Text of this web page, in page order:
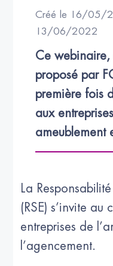
Créé le 16/05/
13/06/2022
Ce webinaire,
proposé par
première fois
aux
ameublement
La
(RSE) s’invite
entreprises de
l’agencement.